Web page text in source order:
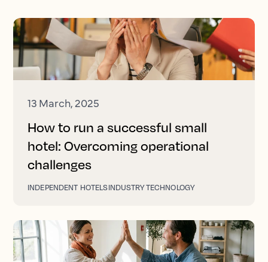
13 March, 2025
How to run a successful small
hotel: Overcoming operational
challenges
INDEPENDENT HOTELSINDUSTRY TECHNOLOGY